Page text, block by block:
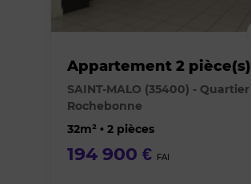
Appartement 2 pièce(s)
SAINT-MALO (35400) - Quartier
Rochebonne
32m² • 2 pièces
194 900 € FAI